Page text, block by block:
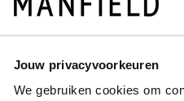
Jouw privacyvoorkeuren
We gebruiken cookies om